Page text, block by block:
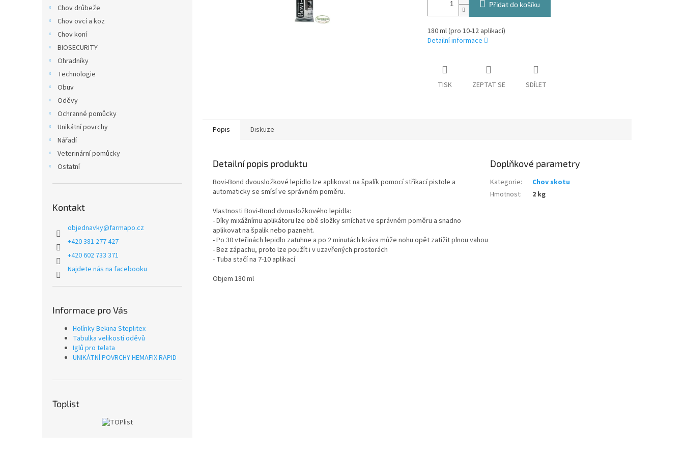
Chov drůbeže
Chov ovcí a koz
Chov koní
BIOSECURITY
Ohradníky
Technologie
Obuv
Oděvy
Ochranné pomůcky
Unikátní povrchy
Nářadí
Veterinární pomůcky
Ostatní
Kontakt
objednavky@farmapo.cz
+420 381 277 427
+420 602 733 371
Najdete nás na facebooku
Informace pro Vás
Holínky Bekina Steplitex
Tabulka velikosti oděvů
Iglů pro telata
UNIKÁTNÍ POVRCHY HEMAFIX RAPID
Toplist
Přidat do košíku
180 ml (pro 10-12 aplikací)
Detailní informace
TISK ZEPTAT SE SDÍLET
Popis Diskuze
Detailní popis produktu
Bovi-Bond dvousložkové lepidlo lze aplikovat na špalík pomocí stříkací pistole a
automaticky se smísí ve správném poměru.
Vlastnosti Bovi-Bond dvousložkového lepidla:
- Díky mixážnímu aplikátoru lze obě složky smíchat ve správném poměru a snadno
aplikovat na špalík nebo pazneht.
- Po 30 vteřinách lepidlo zatuhne a po 2 minutách kráva může nohu opět zatížit plnou vahou
- Bez zápachu, proto lze použít i v uzavřených prostorách
- Tuba stačí na 7-10 aplikací
Objem 180 ml
Doplňkové parametry
Kategorie:
Chov skotu
Hmotnost: 2 kg